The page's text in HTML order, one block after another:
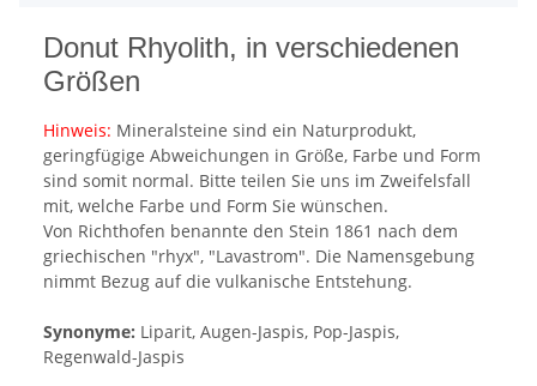
Donut Rhyolith, in verschiedenen
Größen
Hinweis: Mineralsteine sind ein Naturprodukt,
geringfügige Abweichungen in Größe, Farbe und Form
sind somit normal. Bitte teilen Sie uns im Zweifelsfall
mit, welche Farbe und Form Sie wünschen.
Von Richthofen benannte den Stein 1861 nach dem
griechischen "rhyx", "Lavastrom". Die Namensgebung
nimmt Bezug auf die vulkanische Entstehung.
Synonyme: Liparit, Augen-Jaspis, Pop-Jaspis,
Regenwald-Jaspis